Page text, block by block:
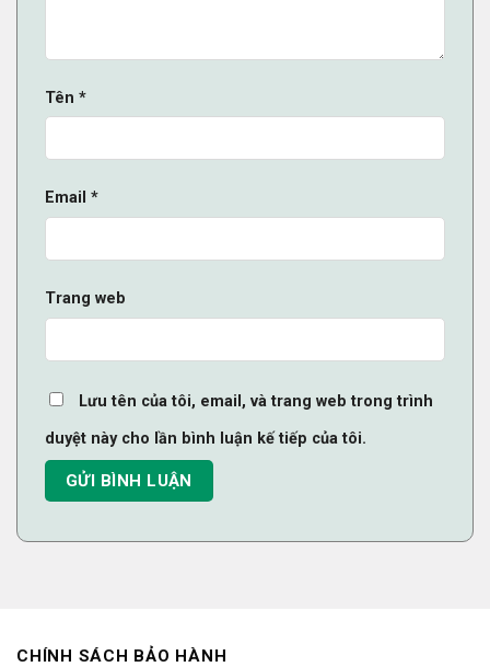
Tên *
Email *
Trang web
Lưu tên của tôi, email, và trang web trong trình
duyệt này cho lần bình luận kế tiếp của tôi.
CHÍNH SÁCH BẢO HÀNH